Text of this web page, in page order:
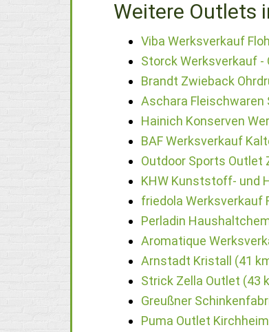
Weitere Outlets
Viba Werksverkauf
Storck Werksverkauf -
Brandt Zwieback
Aschara Fleischwaren
Hainich Konserven
BAF Werksverkauf
Outdoor Sports Outlet
KHW Kunststoff- und
friedola Werksverkauf
Perladin
Aromatique
Arnstadt Kristall (41
Strick Zella Outlet (43
Greußner
Puma Outlet